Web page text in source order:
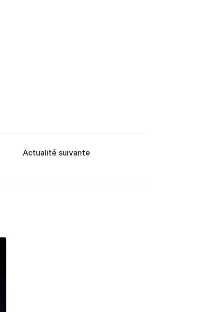
Actualité suivante